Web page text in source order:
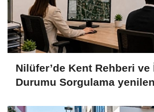
Nilüfer’de Kent Rehberi ve
Durumu Sorgulama